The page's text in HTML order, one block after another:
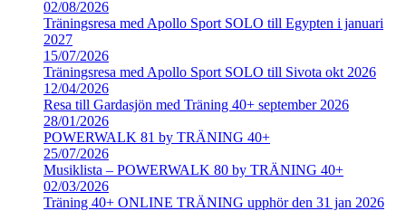
02/08/2026
Träningsresa med Apollo Sport SOLO till Egypten i januari
2027
15/07/2026
Träningsresa med Apollo Sport SOLO till Sivota okt 2026
12/04/2026
Resa till Gardasjön med Träning 40+ september 2026
28/01/2026
POWERWALK 81 by TRÄNING 40+
25/07/2026
Musiklista – POWERWALK 80 by TRÄNING 40+
02/03/2026
Träning 40+ ONLINE TRÄNING upphör den 31 jan 2026